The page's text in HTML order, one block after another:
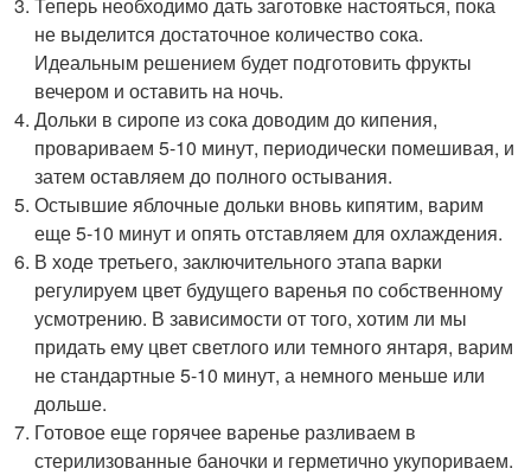
не выделится достаточное количество сока.
Идеальным решением будет подготовить фрукты
вечером и оставить на ночь.
Дольки в сиропе из сока доводим до кипения,
провариваем 5-10 минут, периодически помешивая, и
затем оставляем до полного остывания.
Остывшие яблочные дольки вновь кипятим, варим
еще 5-10 минут и опять отставляем для охлаждения.
В ходе третьего, заключительного этапа варки
регулируем цвет будущего варенья по собственному
усмотрению. В зависимости от того, хотим ли мы
придать ему цвет светлого или темного янтаря, варим
не стандартные 5-10 минут, а немного меньше или
дольше.
Готовое еще горячее варенье разливаем в
стерилизованные баночки и герметично укупориваем.